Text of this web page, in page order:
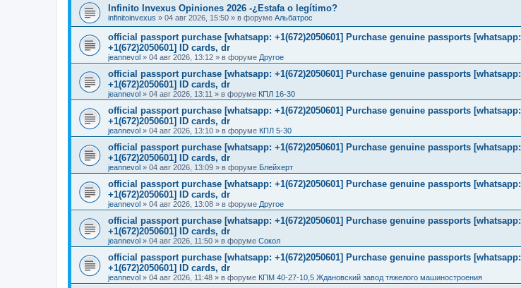
Infinito Invexus Opiniones 2026 -¿Estafa o legítimo?
infinitoinvexus » 04 авг 2026, 15:50 » в форуме Альбатрос
official passport purchase [whatsapp: +1(672)2050601] Purchase genuine passports [whatsapp:
+1(672)2050601] ID cards, dr
jeannevol » 04 авг 2026, 13:12 » в форуме Другое
official passport purchase [whatsapp: +1(672)2050601] Purchase genuine passports [whatsapp:
+1(672)2050601] ID cards, dr
jeannevol » 04 авг 2026, 13:11 » в форуме КПЛ 16-30
official passport purchase [whatsapp: +1(672)2050601] Purchase genuine passports [whatsapp:
+1(672)2050601] ID cards, dr
jeannevol » 04 авг 2026, 13:10 » в форуме КПЛ 5-30
official passport purchase [whatsapp: +1(672)2050601] Purchase genuine passports [whatsapp:
+1(672)2050601] ID cards, dr
jeannevol » 04 авг 2026, 13:09 » в форуме Блейхерт
official passport purchase [whatsapp: +1(672)2050601] Purchase genuine passports [whatsapp:
+1(672)2050601] ID cards, dr
jeannevol » 04 авг 2026, 13:08 » в форуме Другое
official passport purchase [whatsapp: +1(672)2050601] Purchase genuine passports [whatsapp:
+1(672)2050601] ID cards, dr
jeannevol » 04 авг 2026, 11:50 » в форуме Сокол
official passport purchase [whatsapp: +1(672)2050601] Purchase genuine passports [whatsapp:
+1(672)2050601] ID cards, dr
jeannevol » 04 авг 2026, 11:48 » в форуме КПМ 40-27-10,5 Ждановский завод тяжелого машиностроения